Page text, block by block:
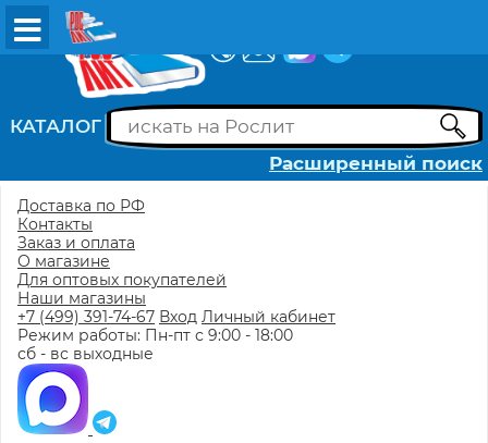
КАТАЛОГ
Расширенный поиск
Доставка по РФ
Контакты
Заказ и оплата
О магазине
Для оптовых покупателей
Наши магазины
+7 (499) 391-74-67 Вход Личный кабинет
Режим работы: Пн-пт с 9:00 - 18:00
сб - вс выходные